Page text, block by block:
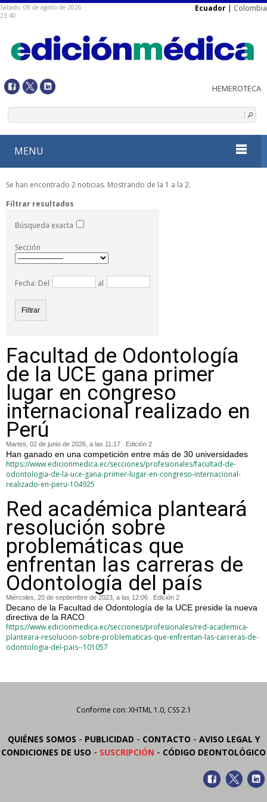
Sábado, 08 de agosto de 2026
23:40
Ecuador | Colombia
MENU
Se han encontrado 2 noticias. Mostrando de la 1 a la 2.
Filtrar resultados
Búsqueda exacta
Sección
Fecha: Del al
Facultad de Odontología
de la UCE gana primer
lugar en congreso
internacional realizado en
Perú
Martes, 02 de junio de 2026, a las 11:17 . Edición 2
Han ganado en una competición entre más de 30 universidades
https://www.edicionmedica.ec/secciones/profesionales/facultad-de-
odontologia-de-la-uce-gana-primer-lugar-en-congreso-internacional-
realizado-en-peru-104925
Red académica planteará
resolución sobre
problemáticas que
enfrentan las carreras de
Odontología del país
Miércoles, 20 de septiembre de 2023, a las 12:06 . Edición 2
Decano de la Facultad de Odontología de la UCE preside la nueva
directiva de la RACO
https://www.edicionmedica.ec/secciones/profesionales/red-academica-
planteara-resolucion-sobre-problematicas-que-enfrentan-las-carreras-de-
odontologia-del-pais--101057
Conforme con: XHTML 1.0, CSS 2.1
QUIÉNES SOMOS - PUBLICIDAD - CONTACTO - AVISO LEGAL Y
CONDICIONES DE USO - SUSCRIPCIÓN - CÓDIGO DEONTOLÓGICO